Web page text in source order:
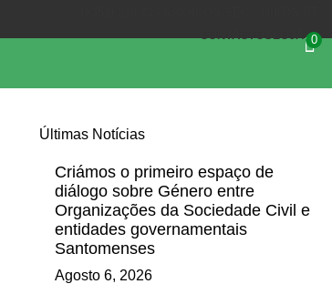
CONTACTOSLOJA 0
Últimas Notícias
Criámos o primeiro espaço de
diálogo sobre Género entre
Organizações da Sociedade Civil e
entidades governamentais
Santomenses
Agosto 6, 2026